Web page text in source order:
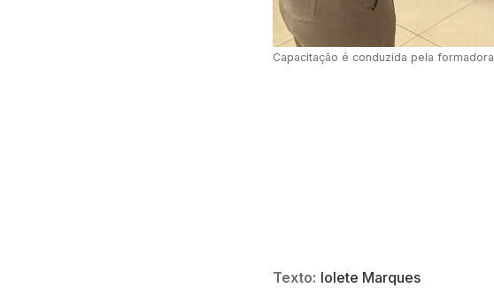
Capacitação é conduzida pela
Texto: Iolete Marques